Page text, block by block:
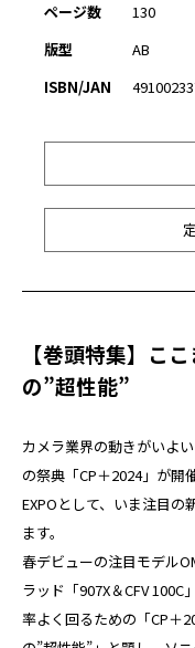
ページ数
130
版型
AB
ISBN/JAN
【巻頭特集】こ
の”超性能”
カメラ業界の動きがいよ
の祭典「CP＋2024」が開
EXPOとして、いま注目
ます。
春デビューの注目モデル
ラッド「907X＆CFV
率よく回るための「CP＋